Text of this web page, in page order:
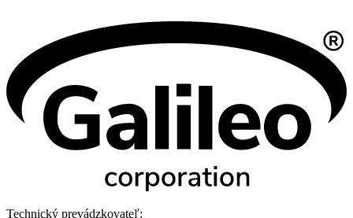
Technický prevádzkovateľ: